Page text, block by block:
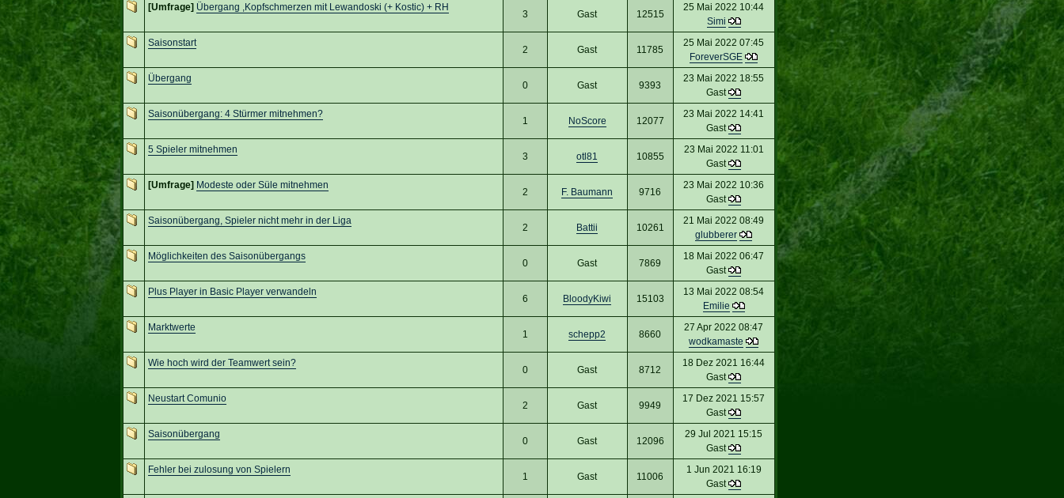
[Umfrage] Übergang ,Kopfschmerzen mit Lewandoski (+ Kostic) + RH
3 Gast 12515
25 Mai 2022 10:44
Simi
Saisonstart
2 Gast 11785
25 Mai 2022 07:45
ForeverSGE
Übergang
0 Gast 9393
23 Mai 2022 18:55
Gast
Saisonübergang: 4 Stürmer mitnehmen?
1 NoScore 12077
23 Mai 2022 14:41
Gast
5 Spieler mitnehmen
3 otl81 10855
23 Mai 2022 11:01
Gast
[Umfrage] Modeste oder Süle mitnehmen
2 F. Baumann 9716
23 Mai 2022 10:36
Gast
Saisonübergang, Spieler nicht mehr in der Liga
2 Battii 10261
21 Mai 2022 08:49
glubberer
Möglichkeiten des Saisonübergangs
0 Gast 7869
18 Mai 2022 06:47
Gast
Plus Player in Basic Player verwandeln
6 BloodyKiwi 15103
13 Mai 2022 08:54
Emilie
Marktwerte
1 schepp2 8660
27 Apr 2022 08:47
wodkamaste
Wie hoch wird der Teamwert sein?
0 Gast 8712
18 Dez 2021 16:44
Gast
Neustart Comunio
2 Gast 9949
17 Dez 2021 15:57
Gast
Saisonübergang
0 Gast 12096
29 Jul 2021 15:15
Gast
Fehler bei zulosung von Spielern
1 Gast 11006
1 Jun 2021 16:19
Gast